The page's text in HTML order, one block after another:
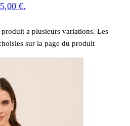
€.
produit a plusieurs variations. Les
sur la page du produit